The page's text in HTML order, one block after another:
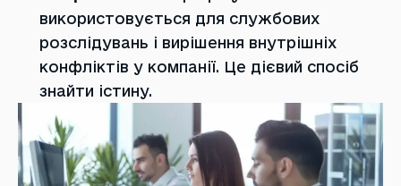
використовується для службових
розслідувань і вирішення внутрішніх
конфліктів у компанії. Це дієвий спосіб
знайти істину.